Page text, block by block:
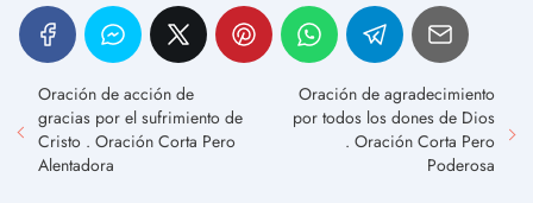
Oración de acción de
gracias por el sufrimiento de
Cristo . Oración Corta Pero
Alentadora
Oración de agradecimiento
por todos los dones de Dios
. Oración Corta Pero
Poderosa